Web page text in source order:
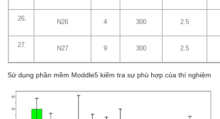
N26 4 300 2.5
N27 9 300 2.5
Sử dụng phần mềm Moddle5 kiểm tra sự phù hợp của thí nghiệm